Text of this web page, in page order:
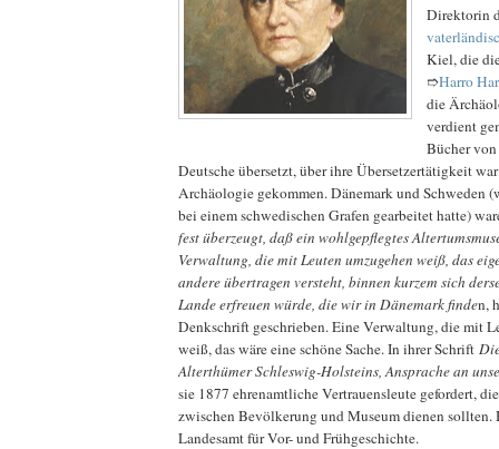
Direktorin
Kiel, die
➱Harro
die
verdient
Bücher
Deutsche übersetzt, über ihre Übersetzertätigkeit
Archäologie gekommen. Dänemark und Schweden
bei einem schwedischen Grafen gearbeitet hatte)
fest überzeugt, daß ein wohlgepflegtes
Verwaltung, die mit Leuten umzugehen weiß, das
andere übertragen versteht, binnen kurzem sich
Lande erfreuen würde, die wir in Dänemark finden,
Denkschrift geschrieben. Eine Verwaltung, die mit
weiß, das wäre eine schöne Sache. In ihrer Schrift
Alterthümer Schleswig-Holsteins, Ansprache an
sie 1877 ehrenamtliche Vertrauensleute gefordert,
zwischen Bevölkerung und Museum dienen sollten.
Landesamt für Vor- und Frühgeschichte.